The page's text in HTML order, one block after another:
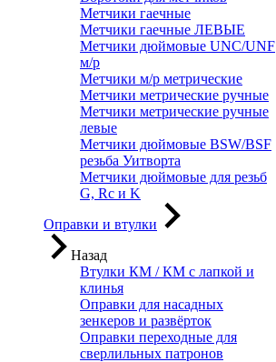
Метчики гаечные
Метчики гаечные ЛЕВЫЕ
Метчики дюймовые UNC/UNF
м/р
Метчики м/р метрические
Метчики метрические ручные
Метчики метрические ручные
левые
Метчики дюймовые BSW/BSF
резьба Уитворта
Метчики дюймовые для резьб
G, Rc и K
Оправки и втулки
Назад
Втулки КМ / КМ с лапкой и
клинья
Оправки для насадных
зенкеров и развёрток
Оправки переходные для
сверлильных патронов